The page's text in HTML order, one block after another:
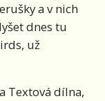
a v nich
dnes tu
už
Textová dílna,